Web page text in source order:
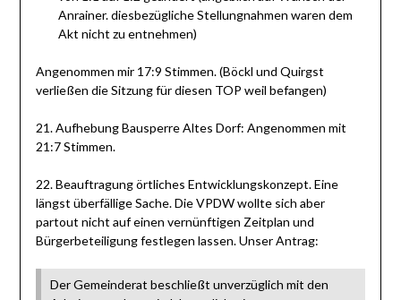
Anrainer. diesbezügliche Stellungnahmen waren dem
Akt nicht zu entnehmen)
Angenommen mir 17:9 Stimmen. (Böckl und Quirgst
verließen die Sitzung für diesen TOP weil befangen)
21. Aufhebung Bausperre Altes Dorf: Angenommen mit
21:7 Stimmen.
22. Beauftragung örtliches Entwicklungskonzept. Eine
längst überfällige Sache. Die VPDW wollte sich aber
partout nicht auf einen vernünftigen Zeitplan und
Bürgerbeteiligung festlegen lassen. Unser Antrag:
Der Gemeinderat beschließt unverzüglich mit den